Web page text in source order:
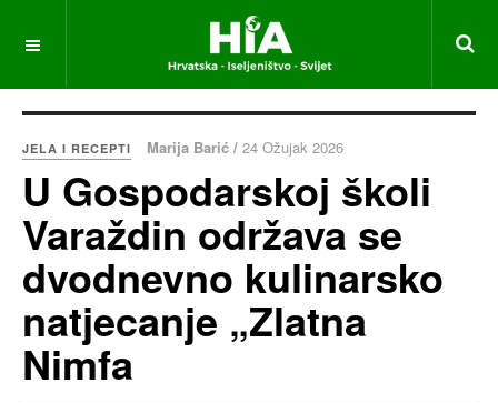
JELA I RECEPTI Marija Barić / 24 Ožujak 2026
U Gospodarskoj školi
Varaždin održava se
dvodnevno kulinarsko
natjecanje „Zlatna
Nimfa